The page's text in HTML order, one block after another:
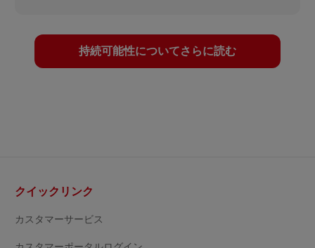
持続可能性についてさらに読む
ッ
クイックリンク
カスタマーサービス